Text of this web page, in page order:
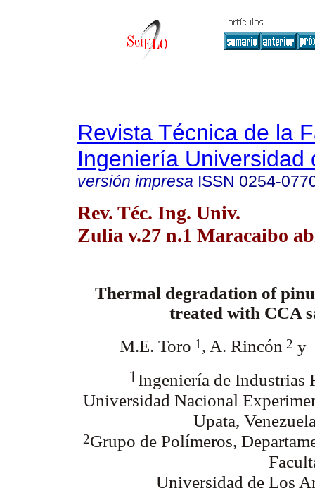
Revista Técnica de la
Ingeniería Universidad
versión impresa ISSN 0254-
Rev. Téc. Ing. Univ.
Zulia v.27 n.1 Maracaibo
Thermal degradation of
treated with CCA
M.E. Toro 1, A. Rincón 2 y
1 Ingeniería de Industrias
Universidad Nacional
Upata,
2Grupo de Polímeros,
Universidad de Los